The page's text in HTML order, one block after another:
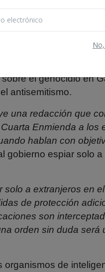
especialmente con
quiere el poder de
por
la
fue
el genocidio en
antisemitismo.
una redacción que
Enmienda a los
hablan con
gobierno espiar solo
a extranjeros en
de protección
son
orden sin duda será
de